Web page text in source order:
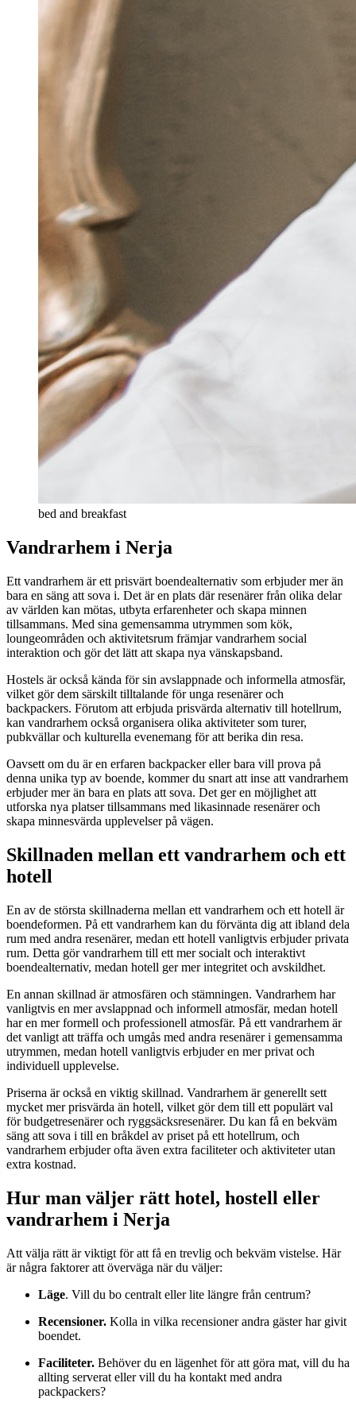
bed and breakfast
Vandrarhem i Nerja
Ett vandrarhem är ett prisvärt boendealternativ som erbjuder mer än
bara en säng att sova i. Det är en plats där resenärer från olika delar
av världen kan mötas, utbyta erfarenheter och skapa minnen
tillsammans. Med sina gemensamma utrymmen som kök,
loungeområden och aktivitetsrum främjar vandrarhem social
interaktion och gör det lätt att skapa nya vänskapsband.
Hostels är också kända för sin avslappnade och informella atmosfär,
vilket gör dem särskilt tilltalande för unga resenärer och
backpackers. Förutom att erbjuda prisvärda alternativ till hotellrum,
kan vandrarhem också organisera olika aktiviteter som turer,
pubkvällar och kulturella evenemang för att berika din resa.
Oavsett om du är en erfaren backpacker eller bara vill prova på
denna unika typ av boende, kommer du snart att inse att vandrarhem
erbjuder mer än bara en plats att sova. Det ger en möjlighet att
utforska nya platser tillsammans med likasinnade resenärer och
skapa minnesvärda upplevelser på vägen.
Skillnaden mellan ett vandrarhem och ett
hotell
En av de största skillnaderna mellan ett vandrarhem och ett hotell är
boendeformen. På ett vandrarhem kan du förvänta dig att ibland dela
rum med andra resenärer, medan ett hotell vanligtvis erbjuder privata
rum. Detta gör vandrarhem till ett mer socialt och interaktivt
boendealternativ, medan hotell ger mer integritet och avskildhet.
En annan skillnad är atmosfären och stämningen. Vandrarhem har
vanligtvis en mer avslappnad och informell atmosfär, medan hotell
har en mer formell och professionell atmosfär. På ett vandrarhem är
det vanligt att träffa och umgås med andra resenärer i gemensamma
utrymmen, medan hotell vanligtvis erbjuder en mer privat och
individuell upplevelse.
Priserna är också en viktig skillnad. Vandrarhem är generellt sett
mycket mer prisvärda än hotell, vilket gör dem till ett populärt val
för budgetresenärer och ryggsäcksresenärer. Du kan få en bekväm
säng att sova i till en bråkdel av priset på ett hotellrum, och
vandrarhem erbjuder ofta även extra faciliteter och aktiviteter utan
extra kostnad.
Hur man väljer rätt hotel, hostell eller
vandrarhem i Nerja
Att välja rätt är viktigt för att få en trevlig och bekväm vistelse. Här
är några faktorer att överväga när du väljer:
Läge. Vill du bo centralt eller lite längre från centrum?
Recensioner. Kolla in vilka recensioner andra gäster har givit
boendet.
Faciliteter. Behöver du en lägenhet för att göra mat, vill du ha
allting serverat eller vill du ha kontakt med andra
packpackers?